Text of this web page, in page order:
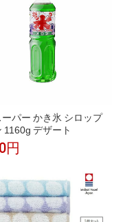
パー かき氷 シロップ
1160g デザート
円